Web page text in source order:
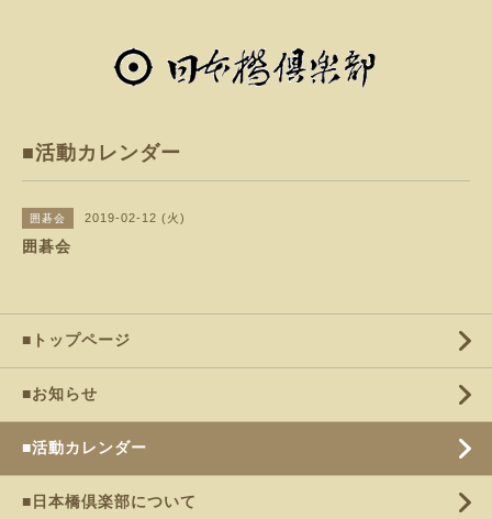
■活動カレンダー
囲碁会 2019-02-12 (火)
囲碁会
■トップページ
■お知らせ
■活動カレンダー
■日本橋倶楽部について